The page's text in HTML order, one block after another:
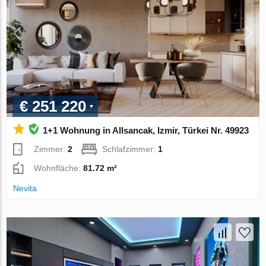
€ 251 220
1+1 Wohnung in Allsancak, Izmir, Türkei Nr. 49923
Zimmer:2 Schlafzimmer: 1
Wohnfläche:81.72 m²
Nevita